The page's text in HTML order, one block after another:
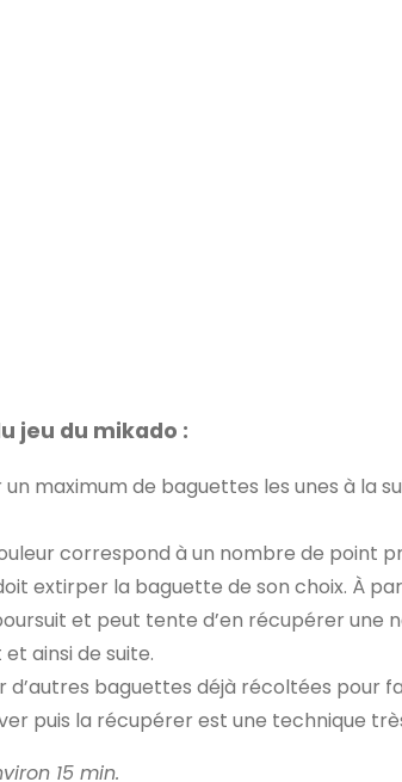
jeu du mikado :
maximum de baguettes les unes à la
correspond à un nombre de point
extirper la baguette de son choix. À
et peut tente d’en récupérer une
ainsi de suite.
d’autres baguettes déjà récoltées pour
puis la récupérer est une technique
15 min.